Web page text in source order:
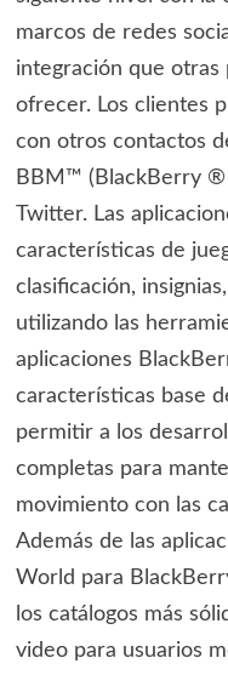
marcos de redes
integración que otras
ofrecer. Los clientes
con otros contactos
BBM™ (BlackBerry ®
Twitter. Las
características de
clasificación,
utilizando las
aplicaciones
características base
permitir a los
completas para
movimiento con las
Además de las
World para
los catálogos más
video para usuarios